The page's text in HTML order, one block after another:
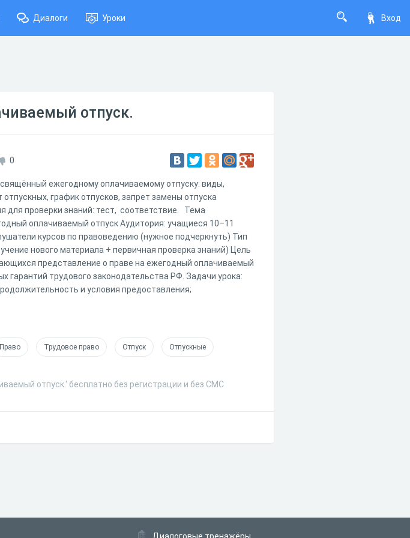
Вход
Диалоги Уроки
отпуск.
0
ежегодному оплачиваемому отпуску: виды,
график отпусков, запрет замены отпуска
для проверки знаний: тест, соответствие. Тема
оплачиваемый отпуск Аудитория: учащиеся 10–11
курсов по правоведению (нужное подчеркнуть) Тип
нового материала + первичная проверка знаний) Цель
представление о праве на ежегодный оплачиваемый
гарантий трудового законодательства РФ. Задачи урока:
и условия предоставления;
Право Трудовое право Отпуск Отпускные
отпуск.' бесплатно без регистрации и без СМС